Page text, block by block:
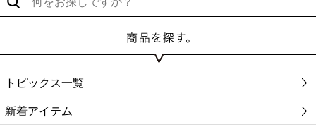
トピックス一覧
新着アイテム